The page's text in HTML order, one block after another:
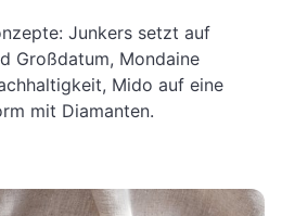
Junkers setzt auf
Großdatum, Mondaine
Mido auf eine
mit Diamanten.